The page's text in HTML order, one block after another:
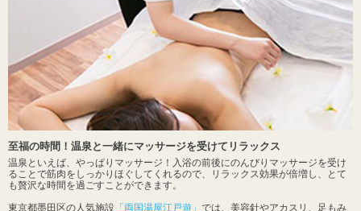
至福の時間！温泉と一緒にマッサージを受けてリラックス
温泉といえば、やっぱりマッサージ！入浴の前後にのんびりマッサージを受け
ることで筋肉をしっかりほぐしてくれるので、リラックス効果が倍増し、とて
も贅沢な時間を過ごすことができます。
東京都墨田区の人気施設 「両国湯屋江戸遊」 では、美容針やアカスリ、足もみ